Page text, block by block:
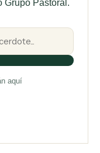
Grupo Pastoral.
aquí